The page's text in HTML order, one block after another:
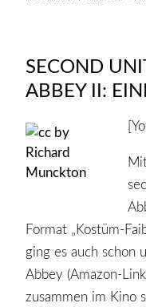
SECOND
ABBEY II:
Format „Kostüm-
ging es auch schon
Abbey (Amazon-
zusammen im Kino